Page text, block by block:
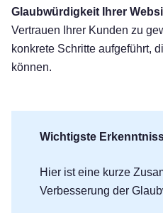
Glaubwürdigkeit Ihrer
Vertrauen Ihrer Kunden zu
konkrete Schritte aufgeführt,
können.
Wichtigste
Hier ist eine kurze
Verbesserung der